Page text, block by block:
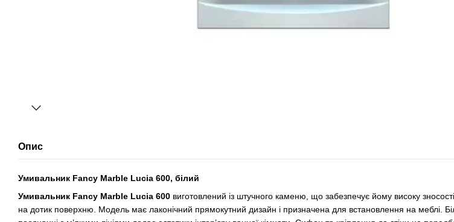
Опис
Умивальник Fancy Marble Lucia 600, білий
Умивальник Fancy Marble Lucia 600 виготовлений із штучного каменю, що забезпечує йому високу
на дотик поверхню. Модель має лаконічний прямокутний дизайн і призначена для встановлення на меблі.